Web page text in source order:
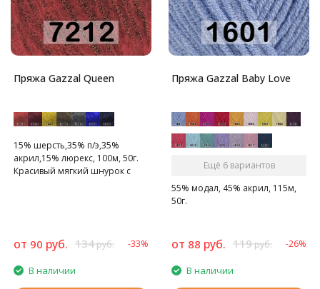
Пряжа Gazzal Queen
15% шерсть,35% п/э,35%
акрил,15% люрекс, 100м, 50г.
Красивый мягкий шнурок с
от 90 руб. 134руб. -33%
В наличии
Пряжа Gazzal Baby Love
Ещё 6 вариантов
55% модал, 45% акрил, 115м,
50г.
от 88 руб. 119руб. -26%
В наличии